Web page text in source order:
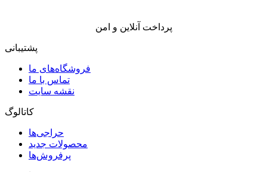
پرداخت آنلاین و امن
پشتیبانی
فروشگاه‌های ما
تماس با ما
نقشه سایت
کاتالوگ
حراجی‌ها
محصولات جدید
پرفروش‌ها